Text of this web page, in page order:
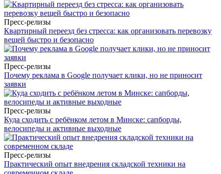
Пресс-релизы
Квартирный переезд без стресса: как организовать перевозку
вещей быстро и безопасно
Пресс-релизы
Почему реклама в Google получает клики, но не приносит
заявки
Пресс-релизы
Куда сходить с ребёнком летом в Минске: сапборды,
велосипеды и активные выходные
Пресс-релизы
Практический опыт внедрения складской техники на